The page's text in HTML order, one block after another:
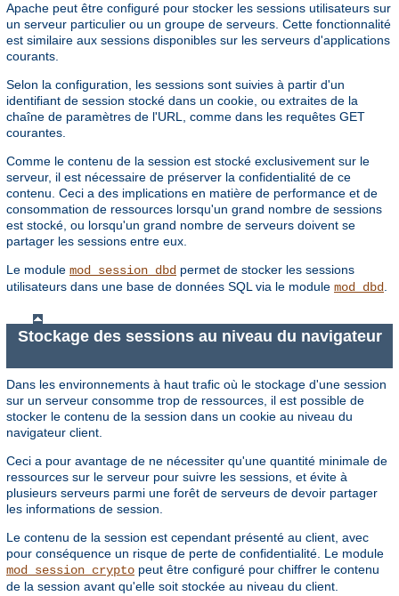
Apache peut être configuré pour stocker les sessions utilisateurs sur
un serveur particulier ou un groupe de serveurs. Cette fonctionnalité
est similaire aux sessions disponibles sur les serveurs d'applications
courants.
Selon la configuration, les sessions sont suivies à partir d'un
identifiant de session stocké dans un cookie, ou extraites de la
chaîne de paramètres de l'URL, comme dans les requêtes GET
courantes.
Comme le contenu de la session est stocké exclusivement sur le
serveur, il est nécessaire de préserver la confidentialité de ce
contenu. Ceci a des implications en matière de performance et de
consommation de ressources lorsqu'un grand nombre de sessions
est stocké, ou lorsqu'un grand nombre de serveurs doivent se
partager les sessions entre eux.
Le module mod_session_dbd permet de stocker les sessions
utilisateurs dans une base de données SQL via le module mod_dbd.
Stockage des sessions au niveau du navigateur
Dans les environnements à haut trafic où le stockage d'une session
sur un serveur consomme trop de ressources, il est possible de
stocker le contenu de la session dans un cookie au niveau du
navigateur client.
Ceci a pour avantage de ne nécessiter qu'une quantité minimale de
ressources sur le serveur pour suivre les sessions, et évite à
plusieurs serveurs parmi une forêt de serveurs de devoir partager
les informations de session.
Le contenu de la session est cependant présenté au client, avec
pour conséquence un risque de perte de confidentialité. Le module
mod_session_crypto peut être configuré pour chiffrer le contenu
de la session avant qu'elle soit stockée au niveau du client.